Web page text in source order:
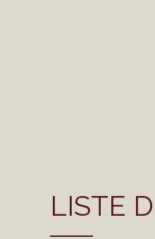
LISTE